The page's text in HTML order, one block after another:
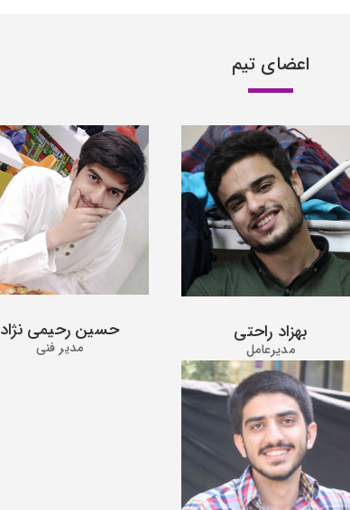
اعضای تیم
حسین رحیمی نژاد
مدیر فنی
بهزاد راحتی
مدیرعامل